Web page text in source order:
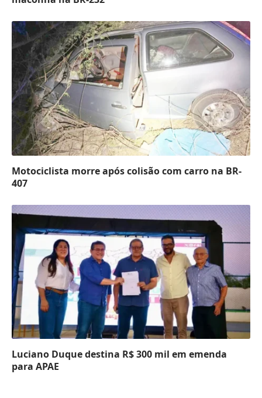
Motociclista morre após colisão com carro na BR-
407
Luciano Duque destina R$ 300 mil em emenda
para APAE